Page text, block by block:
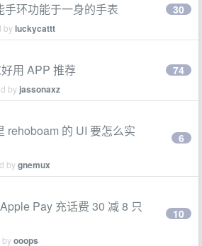
环功能于一身的手表
byluckycattt
30
用 APP 推荐
by jassonaxz
74
rehoboam 的 UI 要怎么实
bygnemux
6
Pay 充话费 30 减 8 只
byooops
10